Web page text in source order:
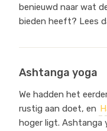
benieuwd naar wat
bieden heeft? Lees
Ashtanga yoga
We hadden het
rustig aan doet, en
hoger ligt. Ashtanga